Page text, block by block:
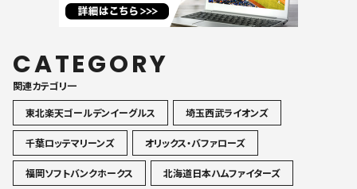
CATEGORY
関連カテゴリ一
東北楽天ゴールデンイーグルス
埼玉西武ライオンズ
千葉ロッテマリーンズ オリックス・バファローズ
福岡ソフトバンクホークス 北海道日本ハムファイターズ